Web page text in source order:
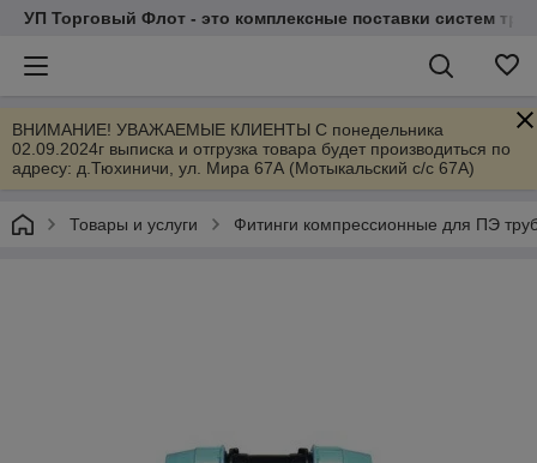
УП Торговый Флот - это комплексные поставки систем
ВНИМАНИЕ! УВАЖАЕМЫЕ КЛИЕНТЫ С понедельника
02.09.2024г выписка и отгрузка товара будет производиться по
адресу: д.Тюхиничи, ул. Мира 67А (Мотыкальский с/с 67А)
Товары и услуги Фитинги компрессионные для ПЭ